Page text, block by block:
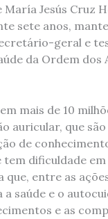
Jesús Cruz
sete anos,
geral e
da Ordem dos
mais de 10
auricular, que
de
dificuldade
entre as
saúde e o
e as